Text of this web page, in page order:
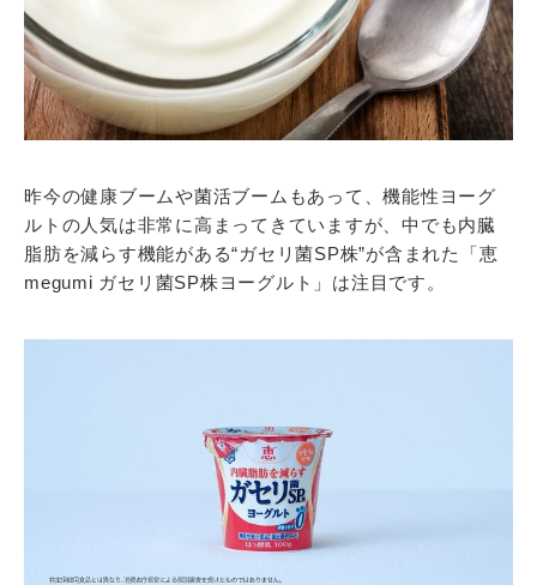
昨今の健康ブームや菌活ブームもあって、機能性ヨーグ
ルトの人気は非常に高まってきていますが、中でも内臓
脂肪を減らす機能がある“ガセリ菌SP株”が含まれた「恵
megumi ガセリ菌SP株ヨーグルト」は注目です。